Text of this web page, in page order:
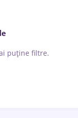
puține filtre.